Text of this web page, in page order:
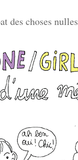
des choses nulles